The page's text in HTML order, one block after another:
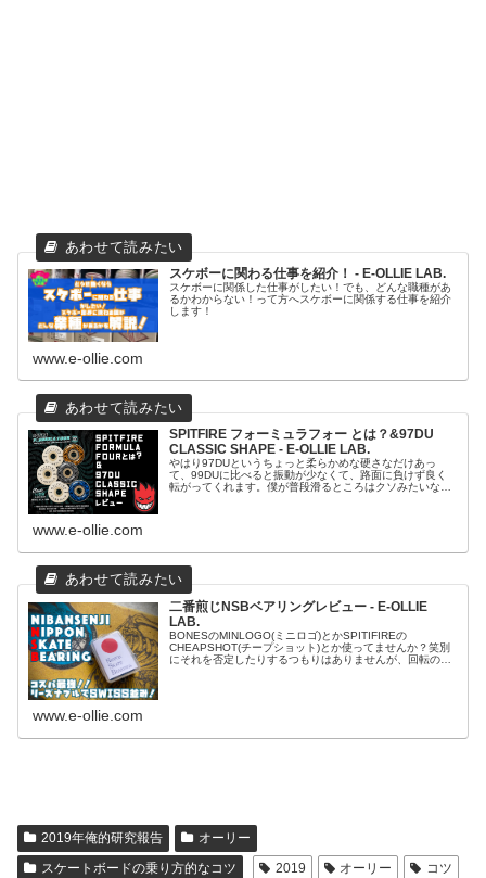
スケボーに関わる仕事を紹介！ - E-OLLIE LAB.
スケボーに関係した仕事がしたい！でも、どんな職種があ
るかわからない！って方へスケボーに関係する仕事を紹介
します！
www.e-ollie.com
SPITFIRE フォーミュラフォー とは？&97DU
CLASSIC SHAPE - E-OLLIE LAB.
やはり97DUというちょっと柔らかめな硬さなだけあっ
て、99DUに比べると振動が少なくて、路面に負けず良く
転がってくれます。僕が普段滑るところはクソみたいな路
www.e-ollie.com
二番煎じNSBベアリングレビュー - E-OLLIE
LAB.
BONESのMINLOGO(ミニロゴ)とかSPITIFIREの
CHEAPSHOT(チープショット)とか使ってませんか？笑別
にそれを否定したりするつもりはありませんが、回転の速
www.e-ollie.com
2019年俺的研究報告
オーリー
スケートボードの乗り方的なコツ
2019 オーリー
コツ